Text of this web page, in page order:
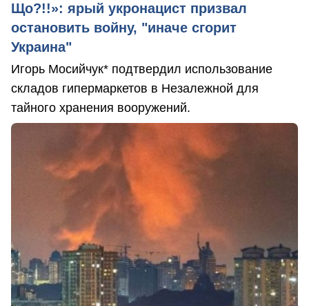
Що?!!»: ярый укронацист призвал
остановить войну, "иначе сгорит
Украина"
Игорь Мосийчук* подтвердил использование
складов гипермаркетов в Незалежной для
тайного хранения вооружений.